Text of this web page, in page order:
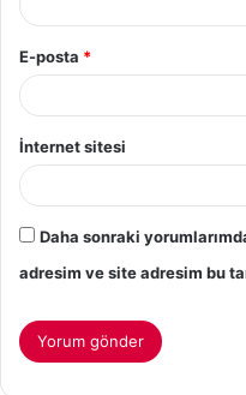
E-posta *
İnternet sitesi
Daha sonraki
adresim ve site adresim bu